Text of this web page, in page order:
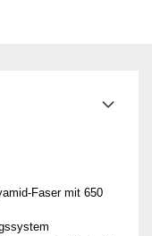
Faser mit 650